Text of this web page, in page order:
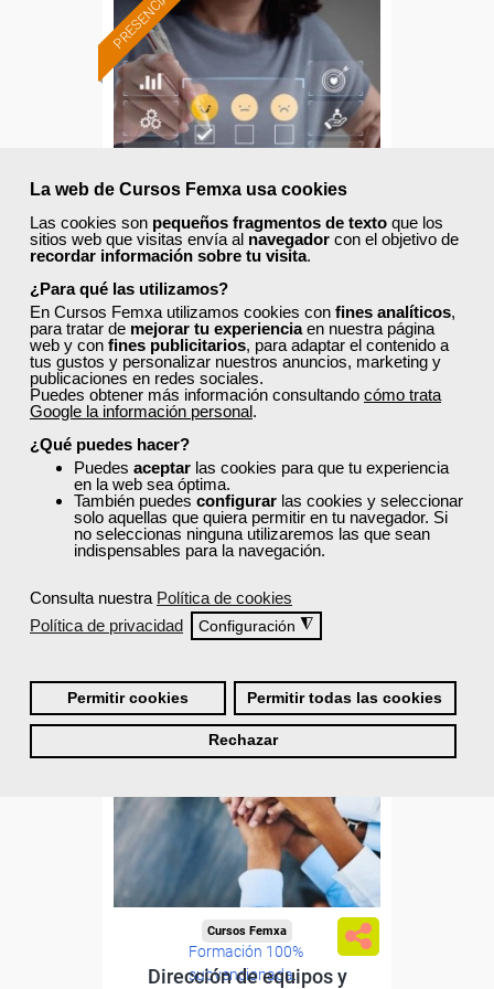
La web de Cursos Femxa usa cookies
Las cookies son pequeños fragmentos de texto que los
sitios web que visitas envía al navegador con el objetivo de
recordar información sobre tu visita.
¿Para qué las utilizamos?
En Cursos Femxa utilizamos cookies con fines analíticos,
para tratar de mejorar tu experienciaen nuestra página
web y con fines publicitarios, para adaptar el contenido a
tus gustos y personalizar nuestros anuncios, marketing y
publicaciones en redes sociales.
Puedes obtener más información consultando cómo trata
Google la información personal.
¿Qué puedes hacer?
Puedes aceptar las cookies para que tu experiencia
en la web sea óptima.
También puedes configurar las cookies y seleccionar
solo aquellas que quiera permitir en tu navegador. Si
no seleccionas ninguna utilizaremos las que sean
indispensables para la navegación.
Consulta nuestra Política de cookies
Política de privacidad
Configuración ◮
Permitir cookies Permitir todas las cookies
Rechazar
PRESENCIAL
Formación 100%
subvencionada.
Para desempleados,
trabajadores y autónomos
de Castilla y Leon.
Para todos los sectores.
Cursos Femxa
Trabajador saludable
Curso Gratuito
Presencial - Aula virtual en Salamanca
Ver curso
AULA VIRTUAL
Formación 100%
subvencionada.
Cursos Femxa
Dirección de equipos y